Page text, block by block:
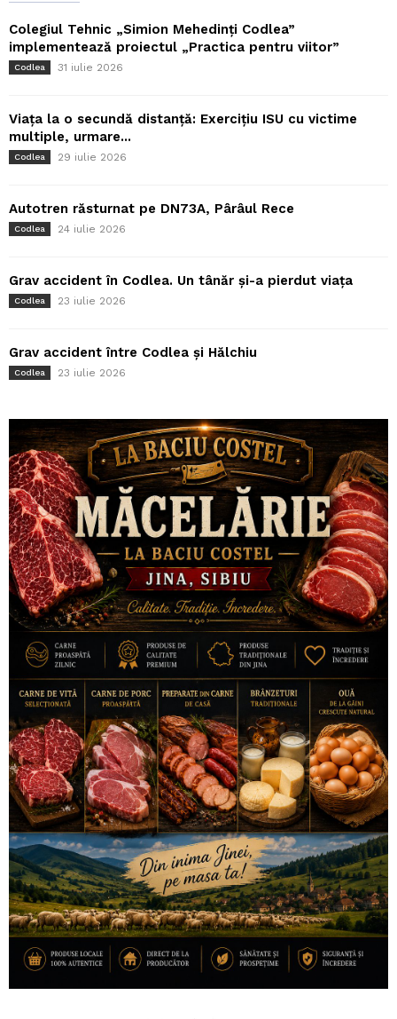
Colegiul Tehnic „Simion Mehedinți Codlea”
implementează proiectul „Practica pentru viitor”
Codlea 31 iulie 2026
Viața la o secundă distanță: Exercițiu ISU cu victime
multiple, urmare...
Codlea 29 iulie 2026
Autotren răsturnat pe DN73A, Pârâul Rece
Codlea 24 iulie 2026
Grav accident în Codlea. Un tânăr și-a pierdut viața
Codlea 23 iulie 2026
Grav accident între Codlea și Hălchiu
Codlea 23 iulie 2026